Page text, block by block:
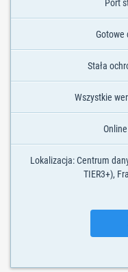
Port
Gotowe
Stała
Wszystkie
Lokalizacja: Centrum
TIER3+),